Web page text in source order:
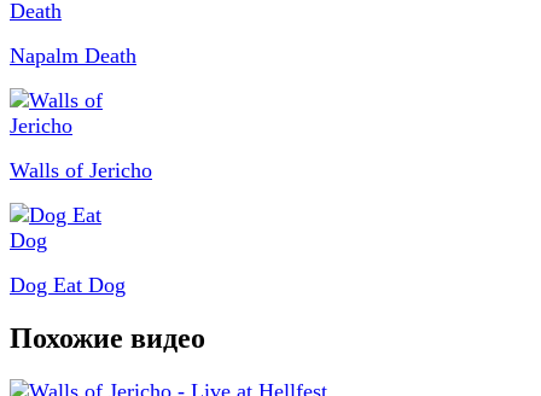
Napalm Death
Walls of Jericho
Dog Eat Dog
Похожие видео